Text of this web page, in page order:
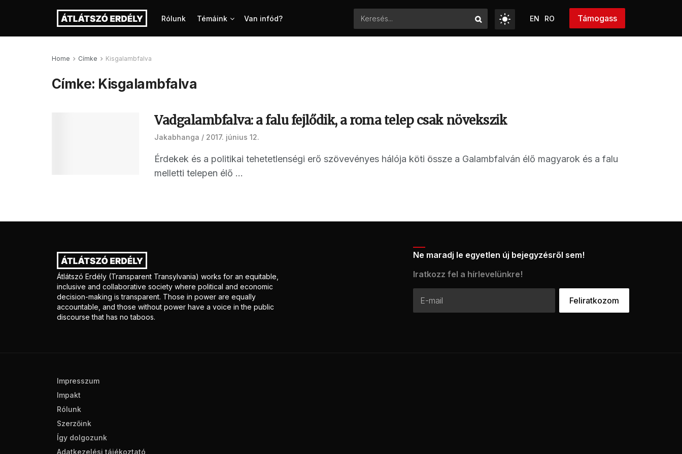
Rólunk Témáink Van infód? EN RO Támogass
Home Címke Kisgalambfalva
Címke: Kisgalambfalva
Vadgalambfalva: a falu fejlődik, a roma telep csak növekszik
Jakabhanga 2017. június 12.
Érdekek és a politikai tehetetlenségi erő szövevényes hálója köti össze a Galambfalván élő magyarok és a falu
melletti telepen élő ...
Átlátszó Erdély (Transparent Transylvania) works for an equitable,
inclusive and collaborative society where political and economic
decision-making is transparent. Those in power are equally
accountable, and those without power have a voice in the public
discourse that has no taboos.
Ne maradj le egyetlen új bejegyzésről sem!
Iratkozz fel a hírlevelünkre!
Impresszum
Impakt
Rólunk
Szerzőink
Így dolgozunk
Adatkezelési tájékoztató